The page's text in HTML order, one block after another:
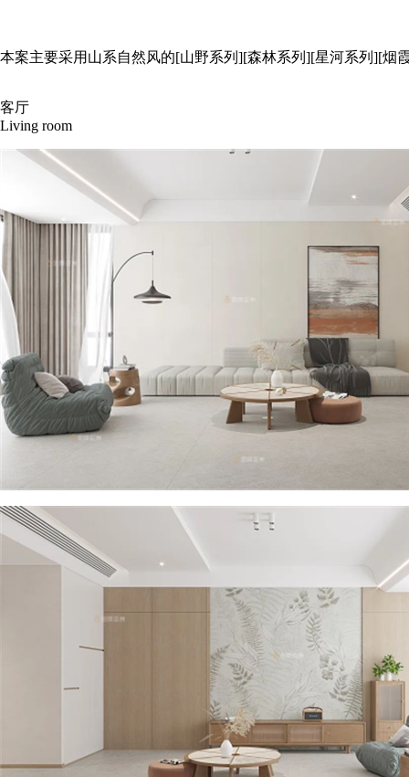
本案主要采用山系自然风的[山野系列][森林系列][星河系列][烟
客厅
Living room